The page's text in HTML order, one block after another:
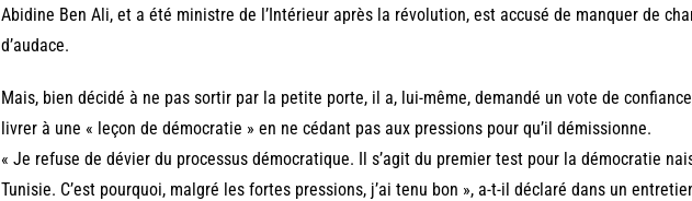
Abidine Ben Ali, et a été ministre de l’Intérieur après la révolution, est accusé de manquer de
d’audace.
Mais, bien décidé à ne pas sortir par la petite porte, il a, lui-même, demandé un vote de
livrer à une « leçon de démocratie » en ne cédant pas aux pressions pour qu’il démissionne.
« Je refuse de dévier du processus démocratique. Il s’agit du premier test pour la démocratie
Tunisie. C’est pourquoi, malgré les fortes pressions, j’ai tenu bon », a-t-il déclaré dans un